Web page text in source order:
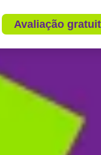
Avaliação